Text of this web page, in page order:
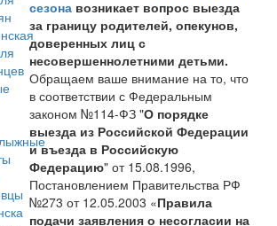
сезона возникает вопрос выезда
за границу родителей, опекунов,
доверенных лиц с
несовершеннолетними детьми.
Обращаем ваше внимание на то, что
в соответствии с Федеральным
законом №114-ФЗ "О порядке
выезда из Российской Федерации
и въезда в Российскую
Федерацию" от 15.08.1996,
Постановлением Правительства РФ
№273 от 12.05.2003 «Правила
подачи заявления о несогласии на